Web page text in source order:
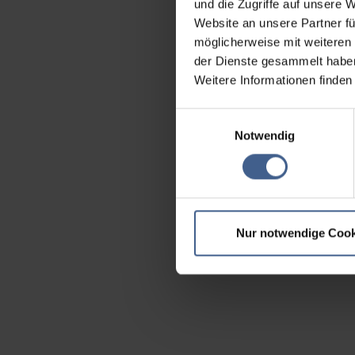
und die Zugriffe auf unsere
Website an unsere Partner
möglicherweise mit
der Dienste gesammelt
Weitere Informationen
Notwendig
Nur notwendige